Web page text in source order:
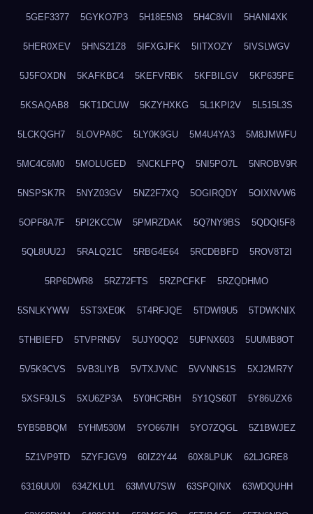
5GEF3377 5GYKO7P3 5H18E5N3 5H4C8VII 5HANI4XK
5HER0XEV 5HNS21Z8 5IFXGJFK 5IITXOZY 5IVSLWGV
5J5FOXDN 5KAFKBC4 5KEFVRBK 5KFBILGV 5KP635PE
5KSAQAB8 5KT1DCUW 5KZYHXKG 5L1KPI2V 5L515L3S
5LCKQGH7 5LOVPA8C 5LY0K9GU 5M4U4YA3 5M8JMWFU
5MC4C6M0 5MOLUGED 5NCKLFPQ 5NI5PO7L 5NROBV9R
5NSPSK7R 5NYZ03GV 5NZ2F7XQ 5OGIRQDY 5OIXNVW6
5OPF8A7F 5PI2KCCW 5PMRZDAK 5Q7NY9BS 5QDQI5F8
5QL8UU2J 5RALQ21C 5RBG4E64 5RCDBBFD 5ROV8T2I
5RP6DWR8 5RZ72FTS 5RZPCFKF 5RZQDHMO
5SNLKYWW 5ST3XE0K 5T4RFJQE 5TDWI9U5 5TDWKNIX
5THBIEFD 5TVPRN5V 5UJY0QQ2 5UPNX603 5UUMB8OT
5V5K9CVS 5VB3LIYB 5VTXJVNC 5VVNNS1S 5XJ2MR7Y
5XSF9JLS 5XU6ZP3A 5Y0HCRBH 5Y1QS60T 5Y86UZX6
5YB5BBQM 5YHM530M 5YO667IH 5YO7ZQGL 5Z1BWJEZ
5Z1VP9TD 5ZYFJGV9 60IZ2Y44 60X8LPUK 62LJGRE8
6316UU0I 634ZKLU1 63MVU7SW 63SPQINX 63WDQUHH